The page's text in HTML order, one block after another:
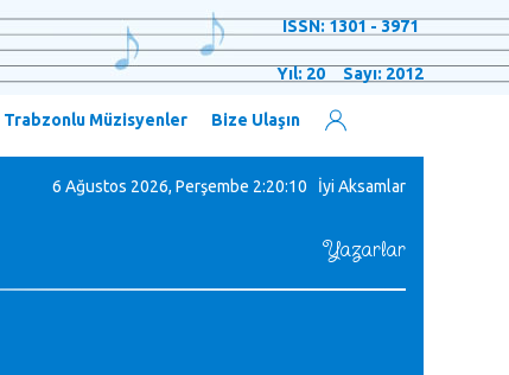
ISSN: 1301 - 3971
Yıl: 20 Sayı: 2012
Trabzonlu Müzisyenler Bize Ulaşın
6 Ağustos 2026, Perşembe 2:20:11 İyi Aksamlar
Yazarlar